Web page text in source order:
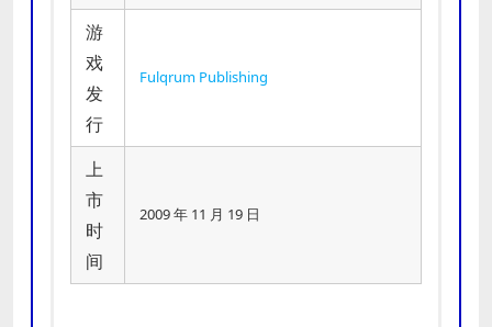
游
戏
发
行
Fulqrum Publishing
上
市
时
间
2009 年 11 月 19 日